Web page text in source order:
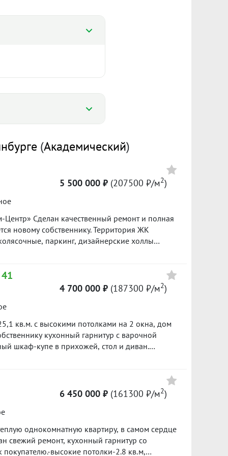
%
%
2025 I пол. 2026
161800 ₽/м²
151700 ₽/м²
(Академический)
5 500 000 ₽ (207500 ₽/м2)
Цeнтр» Сделан качественный ремонт и полная
новому собственнику. Территория ЖК
паркинг, дизайнерские холлы
горячей и холодной воды. В шаговой
Есть остаток по ипотеке в Сбербанке.
1599
4 700 000 ₽ (187300 ₽/м2)
кв.м. с высокими потолками на 2 окна, дом
кухонный гарнитур с варочной
шкаф-купе в прихожей, стол и диван.
в шаговой доступности: школa №133,
трамвай. Просмотры в любое удобное
Звоните и записывайтесь на
6 450 000 ₽ (161300 ₽/м2)
однокомнатную квартиру, в самом сердце
свежий ремонт, кухонный гарнитур со
покупателю.-высокие потолки-2.8 кв.м,